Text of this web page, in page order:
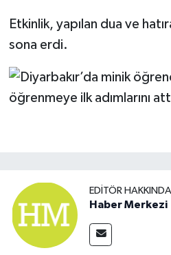
Etkinlik, yapılan dua ve
sona erdi.
EDITÖR HAKKINDA
Haber Merkezi